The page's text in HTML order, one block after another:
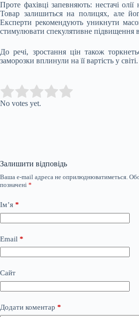
Проте фахівці запевняють: нестачі
Товар залишиться на полицях, але
Експерти рекомендують уникнути
стимулювати спекулятивне підвищення
До речі, зростання цін також
заморозки вплинули на її вартість у світі.
Rate this item:
No votes yet.
Залишити відповідь
Ваша e-mail адреса не оприлюднюватиметься.
позначені *
Ім’я *
Email *
Сайт
Додати коментар *